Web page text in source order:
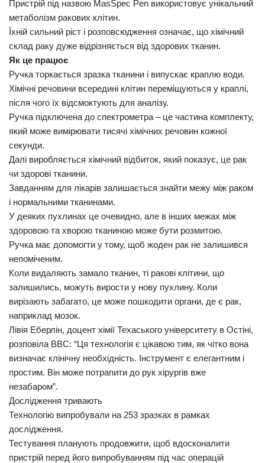
Здоров’я
Події
Трагедії
Курйози
Суспільство
Культура
Шоу-біз
#Війна
Пристрій під назвою MasSpec Pen використовує унікальний
метаболізм ракових клітин.
Їхній сильний ріст і розповсюдження означає, що хімічний
склад раку дуже відрізняється від здорових тканин.
Як це працює
Ручка торкається зразка тканини і випускає краплю води.
Хімічні речовини всередині клітин переміщуються у краплі,
після чого їх відсмоктують для аналізу.
Ручка підключена до спектрометра – це частина комплекту,
який може вимірювати тисячі хімічних речовин кожної
секунди.
Далі виробляється хімічний відбиток, який показує, це рак
чи здорові тканини.
Завданням для лікарів залишається знайти межу між раком
і нормальними тканинами.
У деяких пухлинах це очевидно, але в інших межах між
здоровою та хворою тканиною може бути розмитою.
Ручка має допомогти у тому, щоб жоден рак не залишився
непоміченим.
Коли видаляють замало тканин, ті ракові клітини, що
залишились, можуть вирости у нову пухлину. Коли
вирізають забагато, це може пошкодити органи, де є рак,
наприклад мозок.
Лівія Еберлін, доцент хімії Техаського університету в Остіні,
розповіла ВВС: “Ця технологія є цікавою тим, як чітко вона
визначає клінічну необхідність. Інструмент є елегантним і
простим. Він може потрапити до рук хірургів вже
незабаром”.
Дослідження тривають
Технологію випробували на 253 зразках в рамках
дослідження.
Тестування планують продовжити, щоб вдосконалити
пристрій перед його випробуванням під час операцій